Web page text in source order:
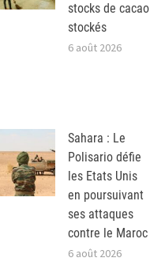
stocks de cacao
stockés
6 août 2026
Sahara : Le
Polisario défie
les Etats Unis
en poursuivant
ses attaques
contre le Maroc
6 août 2026